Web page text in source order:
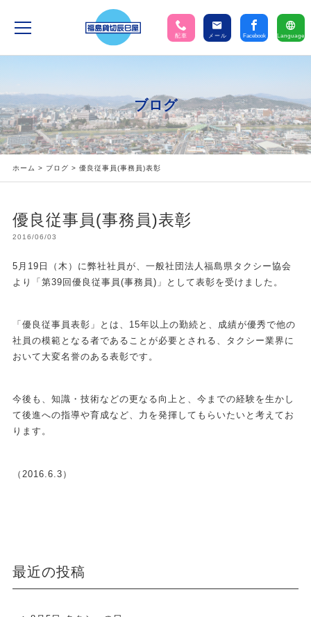
配車 メール Facebook Language
ブログ
ホーム > ブログ > 優良従事員(事務員)表彰
優良従事員(事務員)表彰
2016/06/03
5月19日（木）に弊社社員が、一般社団法人福島県タクシー協会
より「第39回優良従事員(事務員)」として表彰を受けました。
「優良従事員表彰」とは、15年以上の勤続と、成績が優秀で他の
社員の模範となる者であることが必要とされる、タクシー業界に
おいて大変名誉のある表彰です。
今後も、知識・技術などの更なる向上と、今までの経験を生かし
て後進への指導や育成など、力を発揮してもらいたいと考えてお
ります。
（2016.6.3）
最近の投稿